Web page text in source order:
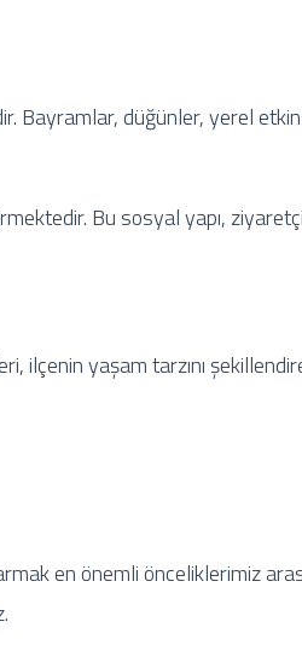
Bayramlar, düğünler, yerel
Bu sosyal yapı,
ilçenin yaşam tarzını
en önemli önceliklerimiz